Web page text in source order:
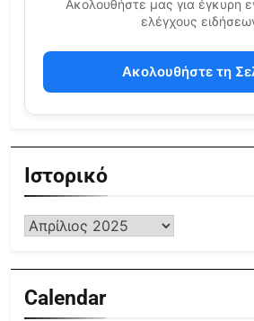
Ακολουθήστε μας για έγκυρη
ελέγχους
Ακολουθήστε τη
Ιστορικό
Calendar